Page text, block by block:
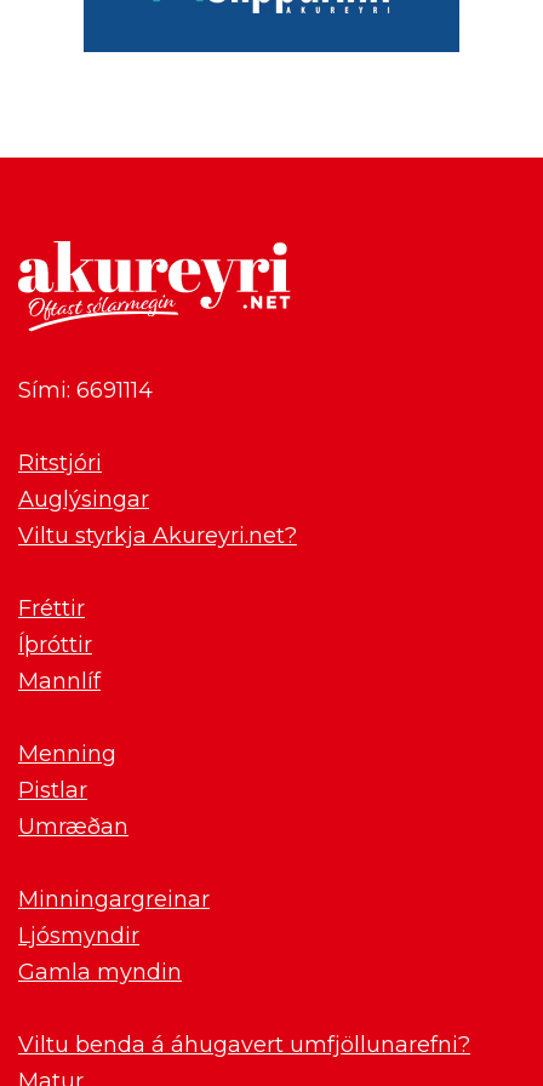
Sími: 6691114
Ritstjóri
Auglýsingar
Viltu styrkja Akureyri.net?
Fréttir
Íþróttir
Mannlíf
Menning
Pistlar
Umræðan
Minningargreinar
Ljósmyndir
Gamla myndin
Viltu benda á áhugavert umfjöllunarefni?